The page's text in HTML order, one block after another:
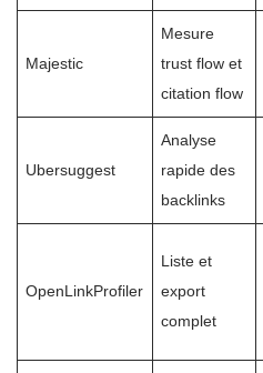
Majestic
Mesure
trust flow et
citation flow
Ubersuggest
Analyse
rapide des
backlinks
OpenLinkProfiler
Liste et
export
complet